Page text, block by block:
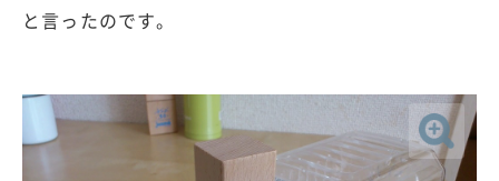
と言ったのです。